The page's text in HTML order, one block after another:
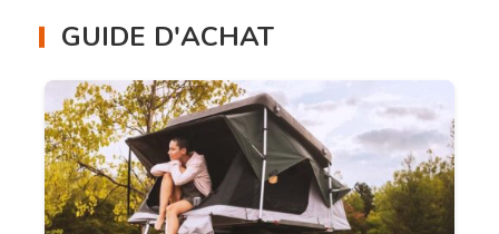
GUIDE D'ACHAT